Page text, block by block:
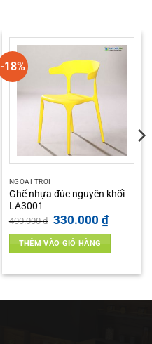
-18%
NGOÀI TRỜI
Ghế nhựa đúc nguyên khối
LA3001
400.000₫ Giá
gốc
là:
400.000 ₫.
330.000 ₫Giá
hiện
tại
330.000
THÊM VÀO GIỎ HÀNG